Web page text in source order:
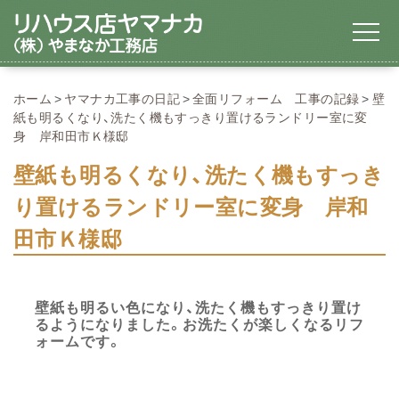
ホーム ヤマナカ工事の日記 全面リフォーム 工事の記録
壁
紙も明るくなり、洗たく機もすっきり置けるランドリー室に変
身 岸和田市Ｋ様邸
壁紙も明るくなり、洗たく機もすっき
り置けるランドリー室に変身 岸和
田市Ｋ様邸
壁紙も明るい色になり、洗たく機もすっきり置け
るようになりました。お洗たくが楽しくなるリフ
ォームです。